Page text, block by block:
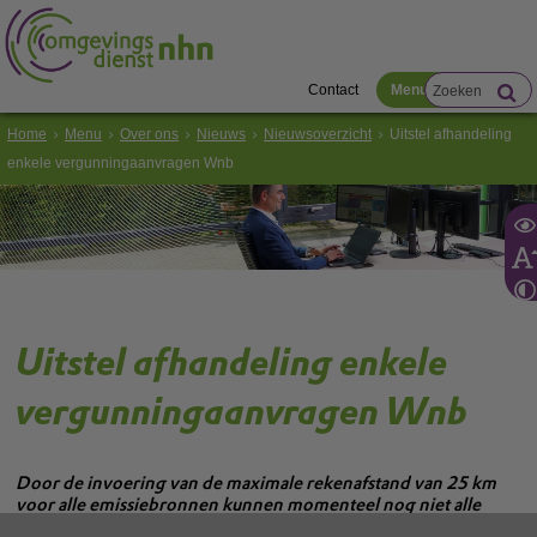
Contact Menu
Home Menu Over ons Nieuws Nieuwsoverzicht
Uitstel afhandeling
enkele vergunningaanvragen Wnb
Uitstel afhandeling enkele
vergunningaanvragen Wnb
Door de invoering van de maximale rekenafstand van 25 km
voor alle emissiebronnen kunnen momenteel nog niet alle